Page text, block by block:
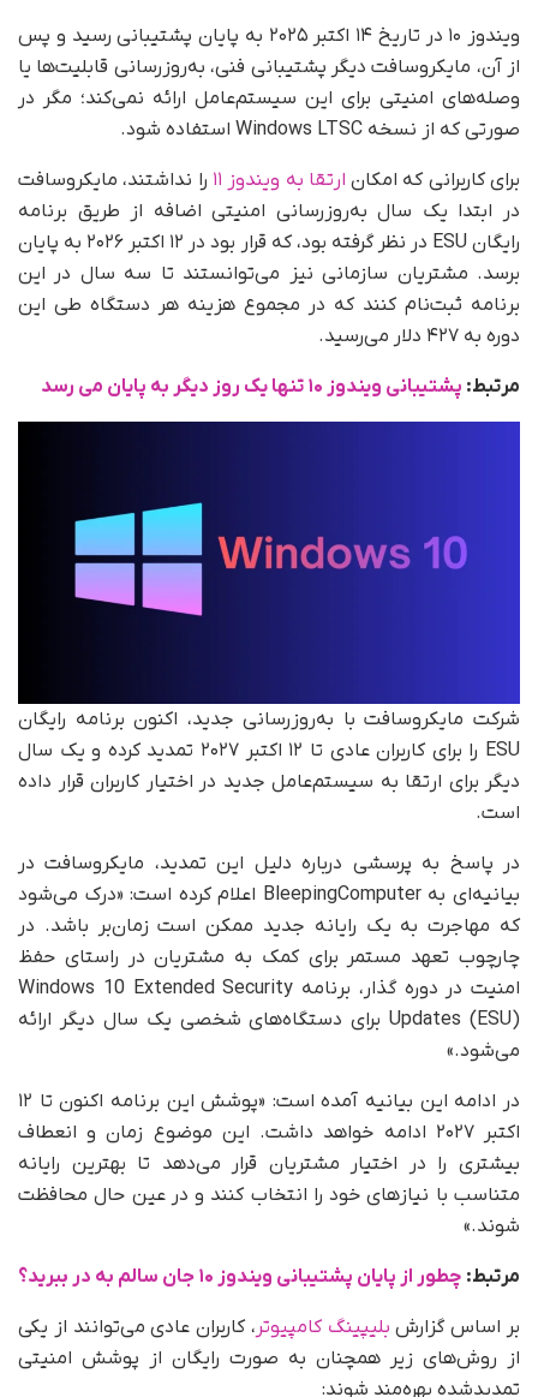
ویندوز ۱۰ در تاریخ ۱۴ اکتبر ۲۰۲۵ به پایان پشتیبانی رسید و پس
از آن، مایکروسافت دیگر پشتیبانی فنی، به‌روزرسانی قابلیت‌ها یا
وصله‌های امنیتی برای این سیستم‌عامل ارائه نمی‌کند؛ مگر در
صورتی که از نسخه Windows LTSC استفاده شود.
برای کاربرانی که امکان ارتقا به ویندوز ۱۱
را نداشتند، مایکروسافت
در ابتدا یک سال به‌روزرسانی امنیتی اضافه از طریق برنامه
رایگان ESU در نظر گرفته بود، که قرار بود در ۱۲ اکتبر ۲۰۲۶ به پایان
برسد. مشتریان سازمانی نیز می‌توانستند تا سه سال در این
برنامه ثبت‌نام کنند که در مجموع هزینه هر دستگاه طی این
دوره به ۴۲۷ دلار می‌رسید.
مرتبط: پشتیبانی ویندوز ۱۰ تنها یک روز دیگر به پایان می‌ رسد
شرکت مایکروسافت با به‌روزرسانی جدید، اکنون برنامه رایگان
ESU را برای کاربران عادی تا ۱۲ اکتبر ۲۰۲۷ تمدید کرده و یک سال
دیگر برای ارتقا به سیستم‌عامل جدید در اختیار کاربران قرار داده
است.
در پاسخ به پرسشی درباره دلیل این تمدید، مایکروسافت در
بیانیه‌ای به BleepingComputer اعلام کرده است: «درک می‌شود
که مهاجرت به یک رایانه جدید ممکن است زمان‌بر باشد. در
چارچوب تعهد مستمر برای کمک به مشتریان در راستای حفظ
امنیت در دوره گذار، برنامه Windows 10 Extended Security
Updates (ESU) برای دستگاه‌های شخصی یک سال دیگر ارائه
می‌شود.»
در ادامه این بیانیه آمده است: «پوشش این برنامه اکنون تا ۱۲
اکتبر ۲۰۲۷ ادامه خواهد داشت. این موضوع زمان و انعطاف
بیشتری را در اختیار مشتریان قرار می‌دهد تا بهترین رایانه
متناسب با نیازهای خود را انتخاب کنند و در عین حال محافظت
شوند.»
مرتبط: چطور از پایان پشتیبانی ویندوز ۱۰ جان سالم به در ببرید؟
بر اساس گزارش بلیپینگ کامپیوتر ، کاربران عادی می‌توانند از یکی
از روش‌های زیر همچنان به‌ صورت رایگان از پوشش امنیتی
تمدیدشده بهره‌مند شوند: